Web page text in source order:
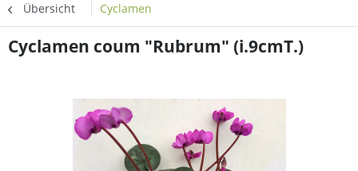
Übersicht Cyclamen
Cyclamen coum "Rubrum" (i.9cmT.)